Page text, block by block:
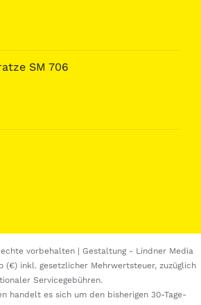
SM 706
vorbehalten | Gestaltung - Lindner Media
(€) inkl. gesetzlicher Mehrwertsteuer, zuzüglich
Servicegebühren.
handelt es sich um den bisherigen 30-Tage-